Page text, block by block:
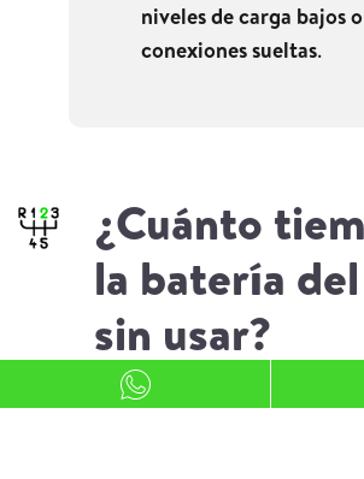
niveles de carga bajos o
conexiones sueltas.
¿Cuánto
la batería
sin usar?